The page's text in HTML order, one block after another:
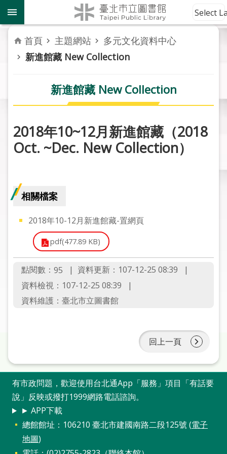
跳到主要內容區塊
到
館
資
訊
務
活
動
關
市
線
上
申
請
加
入
市
圖
Select
首頁 主題網站
多元文化資料中心
新進館藏 New Collection
新進館藏 New Collection
2018年10~12月新進館藏（2018
Oct. ~Dec. New Collection）
相關檔案
2018年10-12月新進館藏-置網頁
pdf(477.89 KB)
點閱數： 95
資料更新：107-12-25 08:39
資料檢視：107-12-25 08:39
資料維護：臺北市立圖書館
回上一頁
有市政問題，歡迎使用台北通App「服務」項目「有話要
說」反映或撥打1999網路電話諮詢。
► APP下載
總館館址：106210 臺北市建國南路二段125號 (電子
地圖)